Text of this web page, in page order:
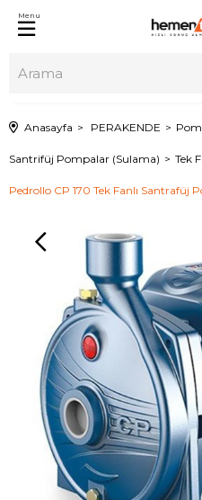
Menu
Anasayfa PERAKENDE
Santrifüj Pompalar (Sulama) Tek
Pedrollo CP 170 Tek Fanlı Santrafüj